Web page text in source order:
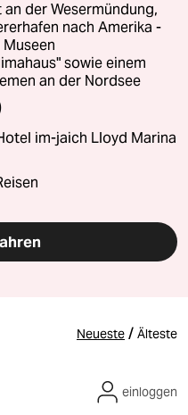
der Wesermündung,
nach Amerika -
sowie einem
an der Nordsee
im-jaich Lloyd Marina
Neueste / Älteste
einloggen